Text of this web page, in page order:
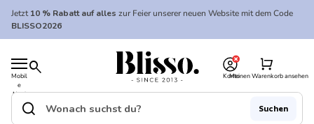
Zum Inhalt springen
Jetzt10 % Rabatt auf alles zur Feier unserer neuen Website mit dem Code
BLISSO2026
Mobil
e
Navi
gatio
search
Startseite
Konto
Meinen Warenkorb ansehen
shopping_cart
Startseite
Suche"
search Suchen